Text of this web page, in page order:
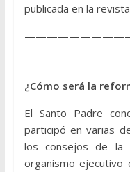
publicada en la
——
¿Cómo será la
El Santo Padre
participó en varias
los consejos de la
organismo ejecutivo